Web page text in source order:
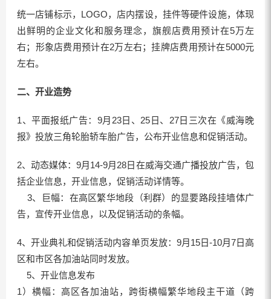
统一店铺标示，LOGO，店内摆设，挂件等硬件设施，体现
出鲜明的企业文化和服务理念，旗舰店费用预计在5万左
右；形象店费用预计在2万左右；挂牌店费用预计在5000元
左右。
二、开业造势
1、平面报纸广告：9月23日、25日、27日三次在《威海晚
报》投放三角轮胎轿车胎广告，公布开业信息和促销活动。
2、动态媒体：9月14-9月28日在威海交通广播投放广告，包
括企业信息，开业信息，促销活动详情等。
3、巨幅：在高区繁华地段（利群）的显要路段挂墙体广
告，宣传开业信息，以及促销活动的条幅。
4、开业典礼和促销活动内容单页发放：9月15日-10月7日高
区和市区各加油站同时发放。
5、开业信息发布
1）横幅：高区各加油站，跨街横幅繁华地段主干道（跨